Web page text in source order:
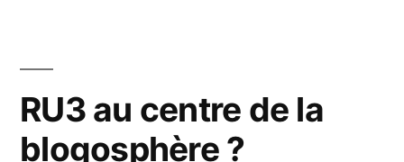
lIfra »
RU3 au centre de la
blogosphère ?